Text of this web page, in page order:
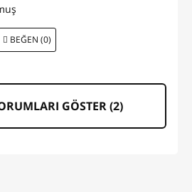
BEĞEN (0)
GÖSTER (2)